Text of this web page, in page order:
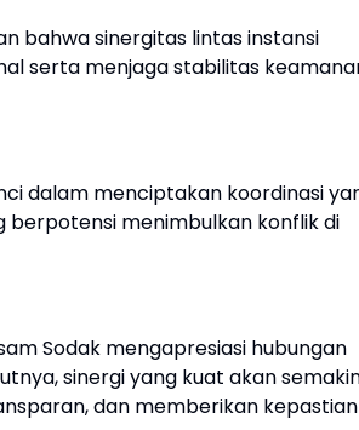
bahwa sinergitas lintas instansi
serta menjaga stabilitas
dalam menciptakan koordinasi
menimbulkan konflik di
Sodak mengapresiasi hubungan
sinergi yang kuat akan
dan memberikan kepastian